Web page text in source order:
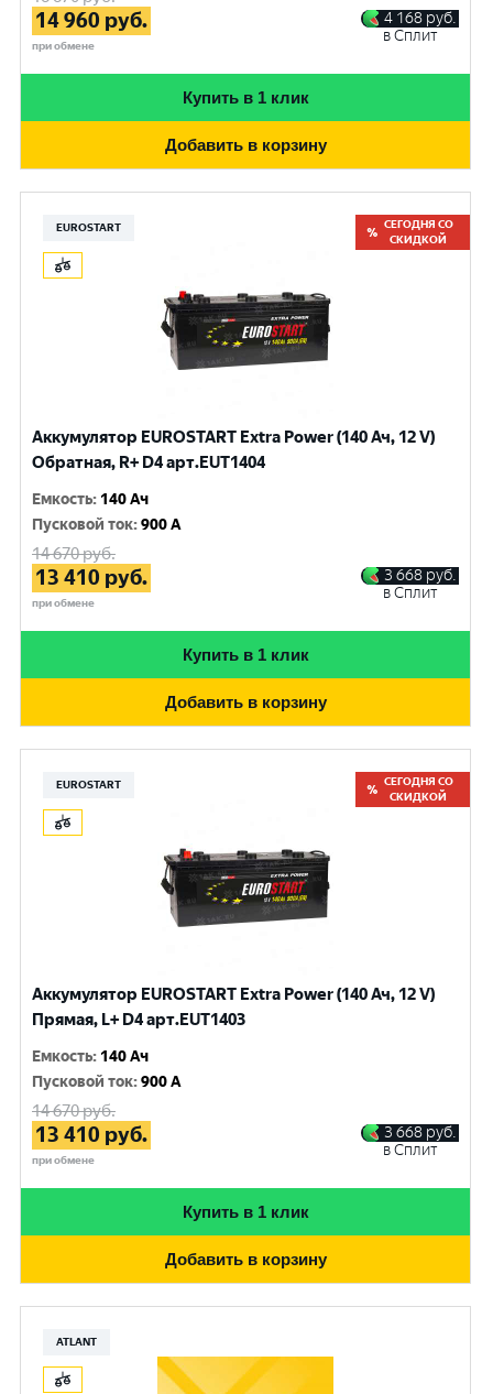
14 960 руб.
при обмене
4 168 руб.
в Сплит
Купить в 1 клик
Добавить в корзину
EUROSTART
СЕГОДНЯ СО
СКИДКОЙ
Аккумулятор EUROSTART Extra Power (140 Ач, 12 V)
Обратная, R+ D4 арт.EUT1404
Емкость: 140 Ач
Пусковой ток:900 A
14 670руб.
13 410 руб.
при обмене
3 668 руб.
в Сплит
Купить в 1 клик
Добавить в корзину
EUROSTART
СЕГОДНЯ СО
СКИДКОЙ
Аккумулятор EUROSTART Extra Power (140 Ач, 12 V)
Прямая, L+ D4 арт.EUT1403
Емкость: 140 Ач
Пусковой ток:900 A
14 670руб.
13 410 руб.
при обмене
3 668 руб.
в Сплит
Купить в 1 клик
Добавить в корзину
ATLANT